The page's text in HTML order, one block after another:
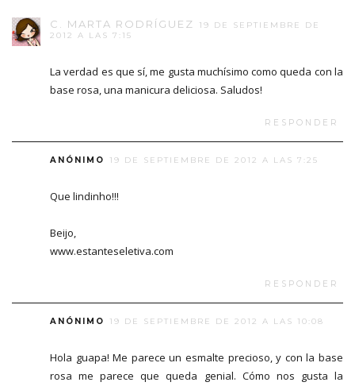
C. MARTA RODRÍGUEZ
19 DE SEPTIEMBRE DE
2012 A LAS 7:15
La verdad es que sí, me gusta muchísimo como queda con la
base rosa, una manicura deliciosa. Saludos!
RESPONDER
ANÓNIMO 19 DE SEPTIEMBRE DE 2012 A LAS 7:25
Que lindinho!!!
Beijo,
www.estanteseletiva.com
RESPONDER
ANÓNIMO 19 DE SEPTIEMBRE DE 2012 A LAS 10:08
Hola guapa! Me parece un esmalte precioso, y con la base
rosa me parece que queda genial. Cómo nos gusta la